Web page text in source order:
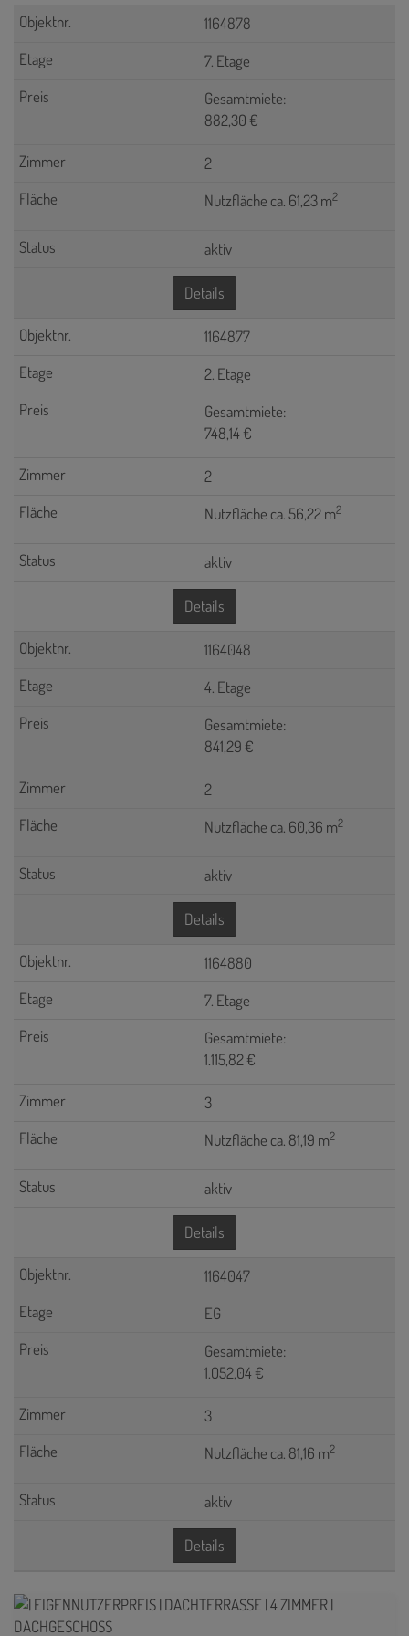
1164878
7. Etage
Gesamtmiete:
882,30 €
2
Nutzfläche ca. 61,23 m2
aktiv
Details
1164877
2. Etage
Gesamtmiete:
748,14 €
2
Nutzfläche ca. 56,22 m2
aktiv
Details
1164048
4. Etage
Gesamtmiete:
841,29 €
2
Nutzfläche ca. 60,36 m2
aktiv
Details
1164880
7. Etage
Gesamtmiete:
1.115,82 €
3
Nutzfläche ca. 81,19 m2
aktiv
Details
1164047
EG
Gesamtmiete:
1.052,04 €
3
Nutzfläche ca. 81,16 m2
aktiv
Details